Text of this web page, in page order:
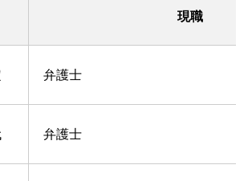
現職
弁護士
弁護士